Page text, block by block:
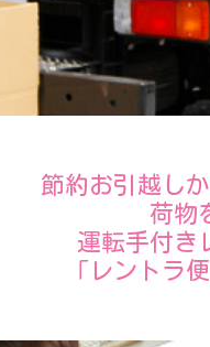
節約お引越し
荷物
運転手付き
「レントラ